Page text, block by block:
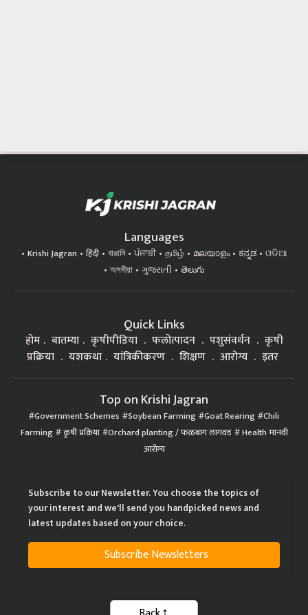
Languages
Krishi Jagran हिंदी বাঙালি ਪੰਜਾਬੀ தமிழ் മലയാളം ಕನ್ನಡ
ଓଡିଆ
অসমীয়া
ગુજરાતી తెలుగు
Quick Links
होम बातम्या कृषीपीडिया फलोत्पादन पशुसंवर्धन
कृषी
प्रक्रिया
यशकथा यांत्रिकीकरण शिक्षण आरोग्य इतर
Top on Krishi Jagran
Government Schemes Soybean Farming Goat Rearing Chili
Farming कृषी प्रक्रिया Orchard planting / फळबाग लागवड Health मानवी
आरोग्य
Subscribe to our Newsletter. You choose the topics of
your interest and we'll send you handpicked news and
latest updates based on your choice.
Subscribe Newsletters